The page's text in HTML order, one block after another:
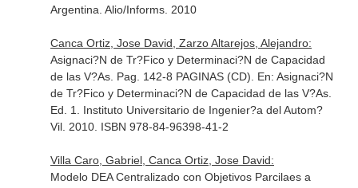
Argentina. Alio/Informs. 2010
Canca Ortiz, Jose David, Zarzo Altarejos, Alejandro:
Asignaci?N de Tr?Fico y Determinaci?N de Capacidad
de las V?As. Pag. 142-8 PAGINAS (CD). En: Asignaci?N
de Tr?Fico y Determinaci?N de Capacidad de las V?As.
Ed. 1. Instituto Universitario de Ingenier?a del Autom?
Vil. 2010. ISBN 978-84-96398-41-2
Villa Caro, Gabriel, Canca Ortiz, Jose David:
Modelo DEA Centralizado con Objetivos Parcilaes a